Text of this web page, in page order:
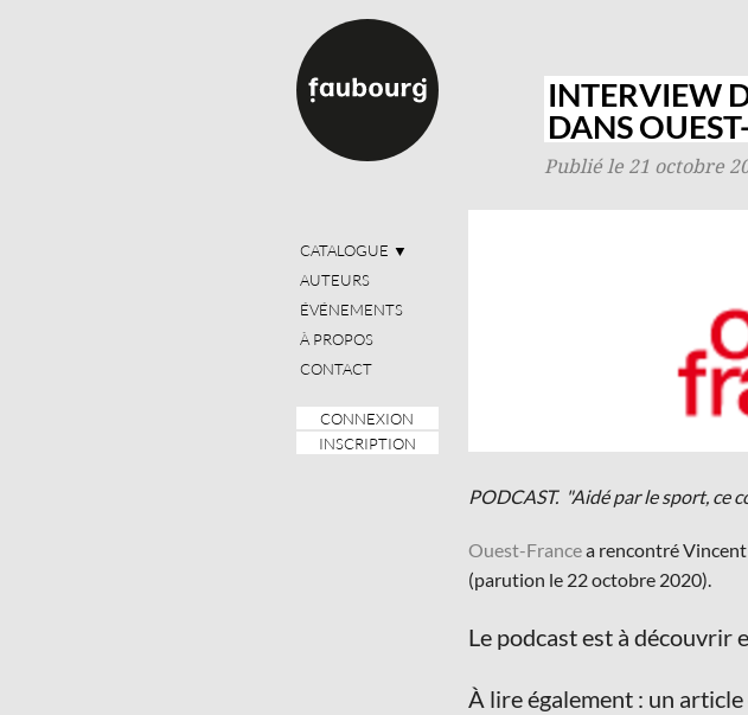
CATALOGUE ▼
AUTEURS
ÉVÉNEMENTS
À PROPOS
CONTACT
CONNEXION
INSCRIPTION
INTERVIEW
DANS
Publié le 21 octobre
PODCAST. "Aidé par le sport, ce
Ouest-Francea rencontré
(parution le 22 octobre 2020).
Le podcast est à découvrir
À lire également : un